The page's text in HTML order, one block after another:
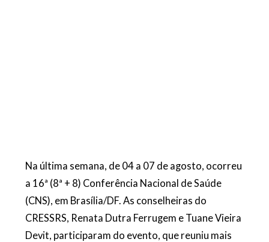
Na última semana, de 04 a 07 de agosto, ocorreu
a 16ª (8ª + 8) Conferência Nacional de Saúde
(CNS), em Brasília/DF. As conselheiras do
CRESSRS, Renata Dutra Ferrugem e Tuane Vieira
Devit, participaram do evento, que reuniu mais